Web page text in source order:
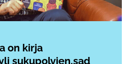
on kirja
sukupolvien,sad